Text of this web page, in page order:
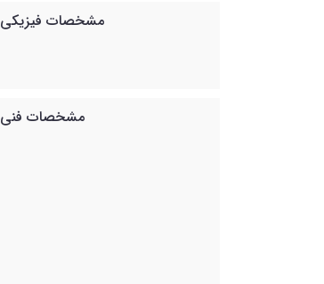
مشخصات فیزیکی
مشخصات فنی